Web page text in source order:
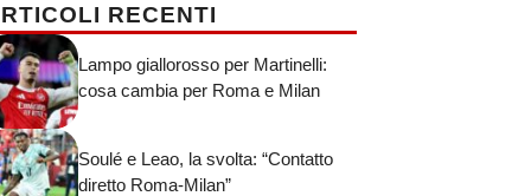
RECENTI
Lampo giallorosso per Martinelli:
cosa cambia per Roma e Milan
Soulé e Leao, la svolta: “Contatto
diretto Roma-Milan”